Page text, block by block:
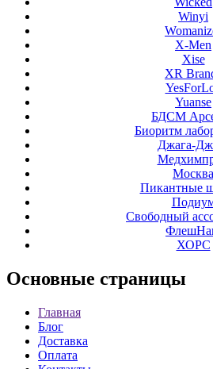
Winyi
X-Men
Xise
XR
Yuanse
БДСМ
Биоритм
Джага-
Москва
Пикантные
Свободный
ХОРС
Основные страницы
Главная
Блог
Доставка
Оплата